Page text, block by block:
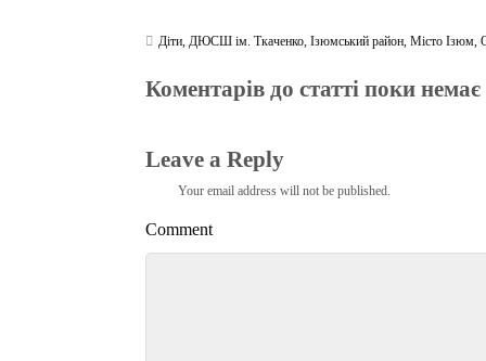
Діти ДЮСШ ім. Ткаченко ,Ізюмський район ,Місто Ізюм ,
Коментарів до статті поки немає
Leave a Reply
Your email address will not be published.
Comment